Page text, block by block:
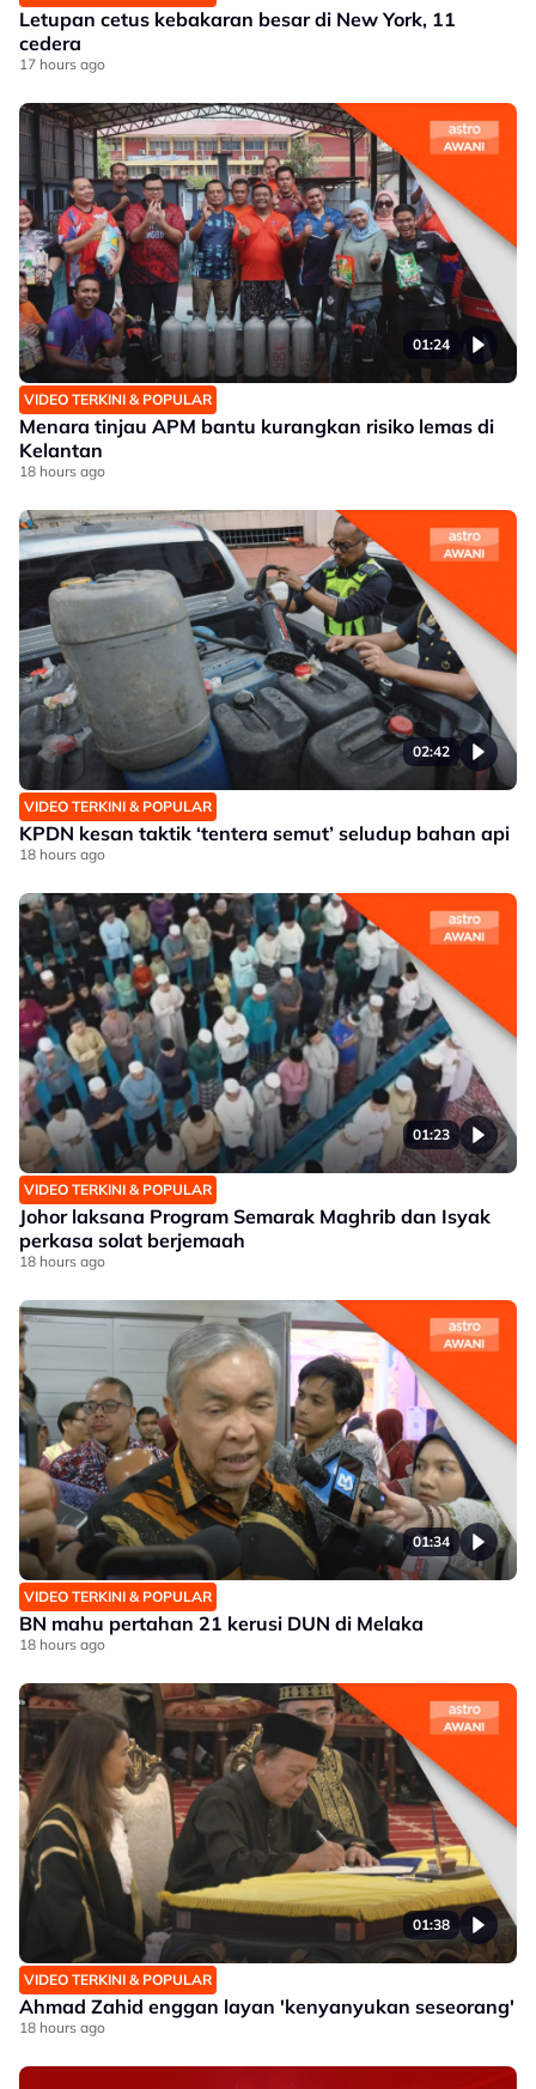
Letupan cetus kebakaran besar di New York, 11
cedera
17 hours ago
01:24
VIDEO TERKINI & POPULAR
Menara tinjau APM bantu kurangkan risiko lemas di
Kelantan
18 hours ago
02:42
VIDEO TERKINI & POPULAR
KPDN kesan taktik ‘tentera semut’ seludup bahan api
18 hours ago
01:23
VIDEO TERKINI & POPULAR
Johor laksana Program Semarak Maghrib dan Isyak
perkasa solat berjemaah
18 hours ago
01:34
VIDEO TERKINI & POPULAR
BN mahu pertahan 21 kerusi DUN di Melaka
18 hours ago
01:38
VIDEO TERKINI & POPULAR
Ahmad Zahid enggan layan 'kenyanyukan seseorang'
18 hours ago